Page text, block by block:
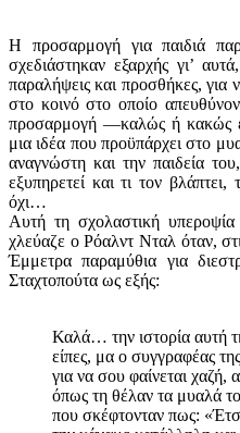
Η προσαρμογή για παιδιά
σχεδιάστηκαν εξαρχής γι’
παραλήψεις και προσθήκες, για
στο κοινό στο οποίο
προσαρμογή —καλώς ή κακώς
μια ιδέα που προϋπάρχει στο
αναγνώστη και την παιδεία
εξυπηρετεί και τι τον βλάπτει,
όχι…
Αυτή τη σχολαστική υπεροψία
χλεύαζε ο Ρόαλντ Νταλ όταν,
Έμμετρα παραμύθια για
Σταχτοπούτα ως εξής:
Καλά… την ιστορία αυτή
είπες, μα ο συγγραφέας
για να σου φαίνεται χαζή,
όπως τη θέλαν τα μυαλά
που σκέφτονταν πως: